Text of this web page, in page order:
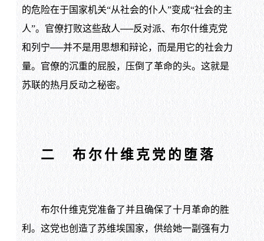
的危险在于国家机关“从社会的仆人”变成“社会的主
人”。官僚打败这些敌人──反对派、布尔什维克党
和列宁──并不是用思想和辩论，而是用它的社会力
量。官僚的沉重的屁股，压倒了革命的头。这就是
苏联的热月反动之秘密。
二 布尔什维克党的堕落
布尔什维克党准备了并且确保了十月革命的胜
利。这党也创造了苏维埃国家，供给她一副强有力